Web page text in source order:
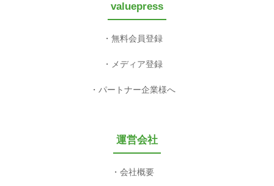
valuepress
無料会員登録
メディア登録
パートナー企業様へ
運営会社
会社概要